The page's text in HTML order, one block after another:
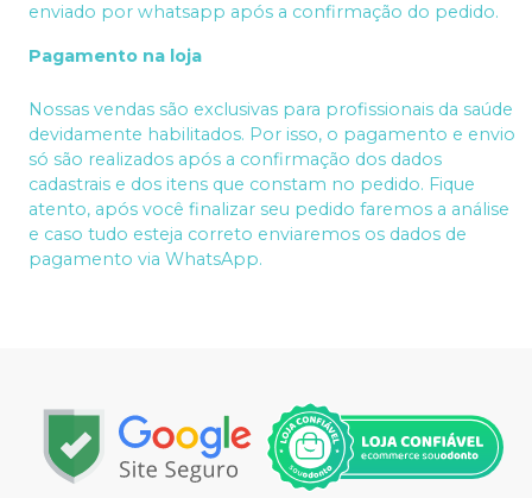
enviado por whatsapp após a confirmação do pedido.
Pagamento na loja
Nossas vendas são exclusivas para profissionais da saúde
devidamente habilitados. Por isso, o pagamento e envio
só são realizados após a confirmação dos dados
cadastrais e dos itens que constam no pedido. Fique
atento, após você finalizar seu pedido faremos a análise
e caso tudo esteja correto enviaremos os dados de
pagamento via WhatsApp.